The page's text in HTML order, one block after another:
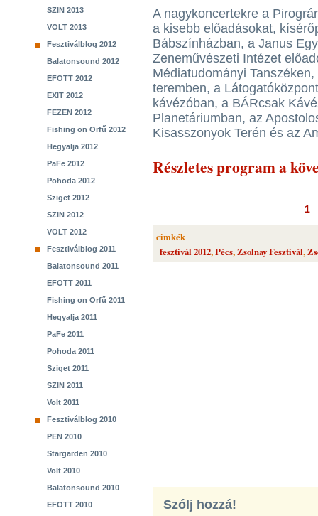
SZIN 2013
VOLT 2013
Fesztiválblog 2012
Balatonsound 2012
EFOTT 2012
EXIT 2012
FEZEN 2012
Fishing on Orfű 2012
Hegyalja 2012
PaFe 2012
Pohoda 2012
Sziget 2012
SZIN 2012
VOLT 2012
Fesztiválblog 2011
Balatonsound 2011
EFOTT 2011
Fishing on Orfű 2011
Hegyalja 2011
PaFe 2011
Pohoda 2011
Sziget 2011
SZIN 2011
Volt 2011
Fesztiválblog 2010
PEN 2010
Stargarden 2010
Volt 2010
Balatonsound 2010
EFOTT 2010
A nagykoncertekre a
a kisebb előadásokat,
Bábszínházban, a Janus
Zeneművészeti Intézet
Médiatudományi
teremben, a
kávézóban, a BÁRcsak
Planetáriumban, az
Kisasszonyok Terén és az
Részletes program a
1
cimkék
fesztivál 2012,Pécs,Zsolnay Fesztivál,
Szólj hozzá!